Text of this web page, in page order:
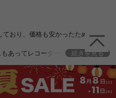
おり、価格も安かったため購入し
あってレコーダーなどの赤外線リ
を購入しました。
続きを見る
2025/01/15
4